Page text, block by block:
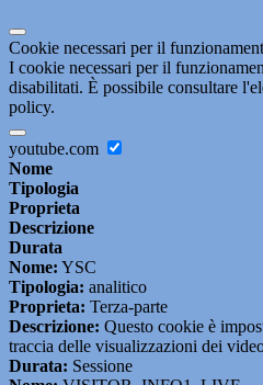
Cookie necessari per il
I cookie necessari per il
disabilitati. È possibile consultare
policy.
youtube.com
Nome
Tipologia
Proprieta
Descrizione
Durata
Nome: YSC
Tipologia: analitico
Proprieta: Terza-parte
Descrizione: Questo cookie è
traccia delle visualizzazioni dei
Durata: Sessione